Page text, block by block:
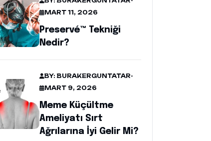
MART 11, 2026
Preservé™ Tekniği
Nedir?
BY: BURAKERGUNTATAR-
MART 9, 2026
Meme Küçültme
Ameliyatı Sırt
Ağrılarına İyi Gelir Mi?